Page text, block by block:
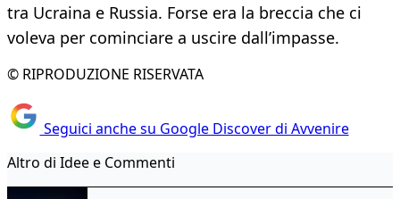
tra Ucraina e Russia. Forse era la breccia che ci
voleva per cominciare a uscire dall’impasse.
© RIPRODUZIONE RISERVATA
Seguici anche su Google Discover di Avvenire
Altro di Idee e Commenti